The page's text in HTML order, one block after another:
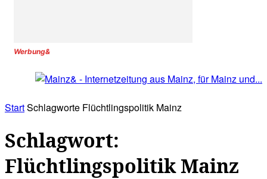
Werbung&
StartSchlagworte Flüchtlingspolitik Mainz
Schlagwort:
Flüchtlingspolitik Mainz